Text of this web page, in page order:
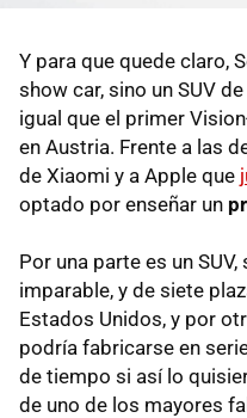
Y para que quede claro,
show car, sino un SUV
igual que el primer
en Austria. Frente a las
de Xiaomi y a Apple que
optado por enseñar un
Por una parte es un
imparable, y de siete
Estados Unidos, y por
podría fabricarse en
de tiempo si así lo
de uno de los mayores